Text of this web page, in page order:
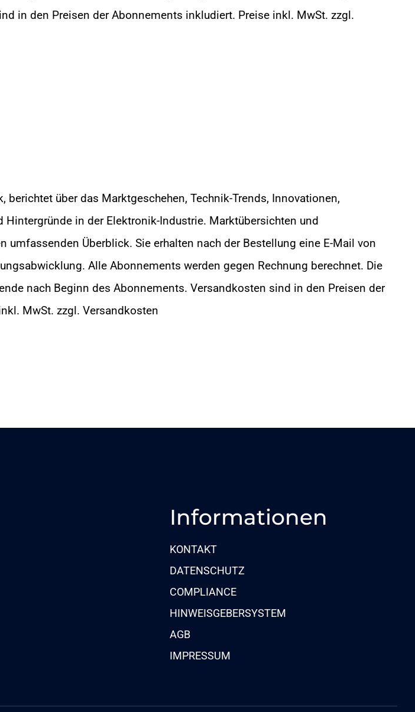
in den Preisen der Abonnements inkludiert. Preise inkl. MwSt. zzgl.
berichtet über das Marktgeschehen, Technik-Trends, Innovationen,
Hintergründe in der Elektronik-Industrie. Marktübersichten und
umfassenden Überblick. Sie erhalten nach der Bestellung eine E-Mail von
Alle Abonnements werden gegen Rechnung berechnet. Die
nach Beginn des Abonnements. Versandkosten sind in den Preisen der
MwSt. zzgl. Versandkosten
Informationen
KONTAKT
DATENSCHUTZ
COMPLIANCE
HINWEISGEBERSYSTEM
AGB
IMPRESSUM